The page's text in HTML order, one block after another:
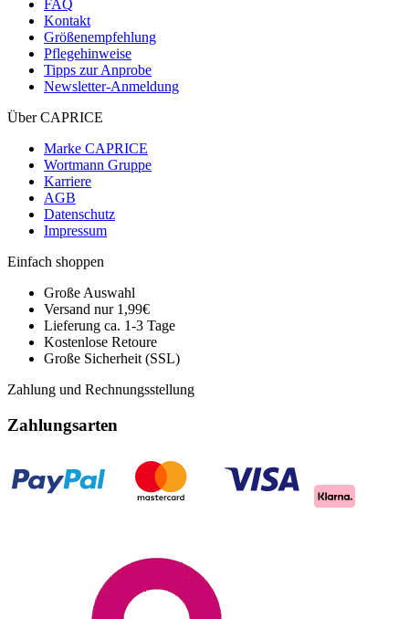
FAQ
Kontakt
Größenempfehlung
Pflegehinweise
Tipps zur Anprobe
Newsletter-Anmeldung
Über CAPRICE
Marke CAPRICE
Wortmann Gruppe
Karriere
AGB
Datenschutz
Impressum
Einfach shoppen
Große Auswahl
Versand nur 1,99€
Lieferung ca. 1-3 Tage
Kostenlose Retoure
Große Sicherheit (SSL)
Zahlung und Rechnungsstellung
Zahlungsarten